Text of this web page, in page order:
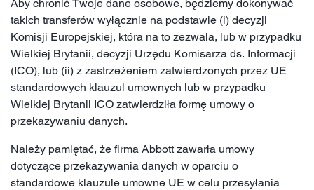
Aby chronić Twoje dane osobowe, będziemy dokonywać
takich transferów wyłącznie na podstawie (i) decyzji
Komisji Europejskiej, która na to zezwala, lub w przypadku
Wielkiej Brytanii, decyzji Urzędu Komisarza ds. Informacji
(ICO), lub (ii) z zastrzeżeniem zatwierdzonych przez UE
standardowych klauzul umownych lub w przypadku
Wielkiej Brytanii ICO zatwierdziła formę umowy o
przekazywaniu danych.
Należy pamiętać, że firma Abbott zawarła umowy
dotyczące przekazywania danych w oparciu o
standardowe klauzule umowne UE w celu przesyłania